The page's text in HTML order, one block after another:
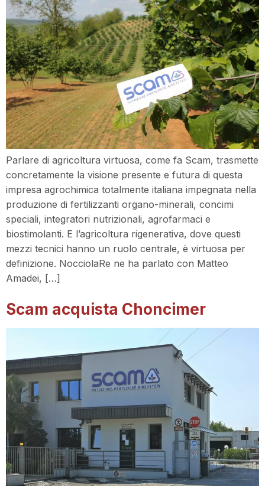
Parlare di agricoltura virtuosa, come fa Scam, trasmette
concretamente la visione presente e futura di questa
impresa agrochimica totalmente italiana impegnata nella
produzione di fertilizzanti organo-minerali, concimi
speciali, integratori nutrizionali, agrofarmaci e
biostimolanti. E l’agricoltura rigenerativa, dove questi
mezzi tecnici hanno un ruolo centrale, è virtuosa per
definizione. NocciolaRe ne ha parlato con Matteo
Amadei, […]
Scam acquista Choncimer